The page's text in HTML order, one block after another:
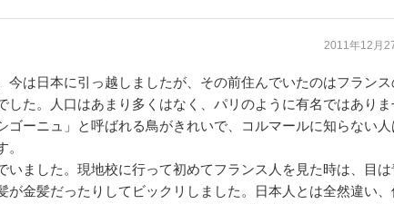
2011年12月
今は日本に引っ越しましたが、その前住んでいたのはフランス
した。人口はあまり多くはなく、パリのように有名ではありま
ゴーニュ」と呼ばれる鳥がきれいで、コルマールに知らない人
いました。現地校に行って初めてフランス人を見た時は、目は
が金髪だったりしてビックリしました。日本人とは全然違い、